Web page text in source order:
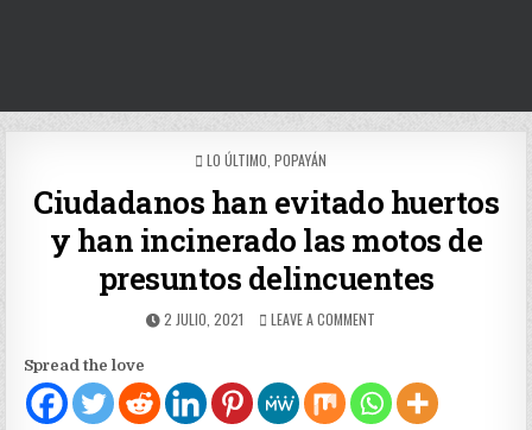
POSTED
LO ÚLTIMO POPAYÁN
Ciudadanos han evitado huertos
y han incinerado las motos de
presuntos delincuentes
PUBLISHED
2 JULIO, 2021 LEAVE A COMMENTON
EVITADO
HUERTOS
Y
Spread the love